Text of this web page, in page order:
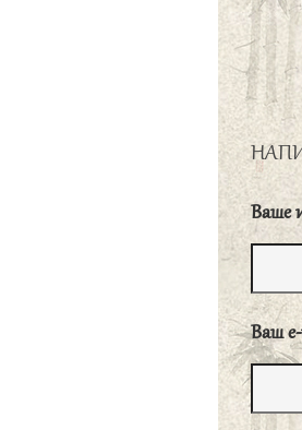
必
был
子
饱
道
Ваше
Ваш